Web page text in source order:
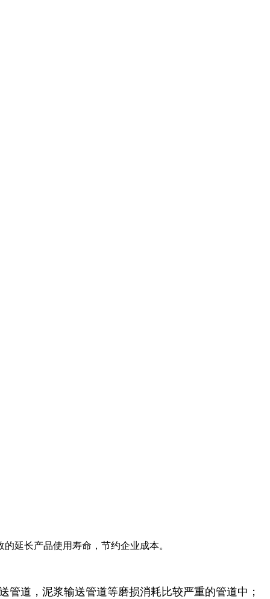
延长产品使用寿命，节约企业成本。
道，泥浆输送管道等磨损消耗比较严重的管道中；